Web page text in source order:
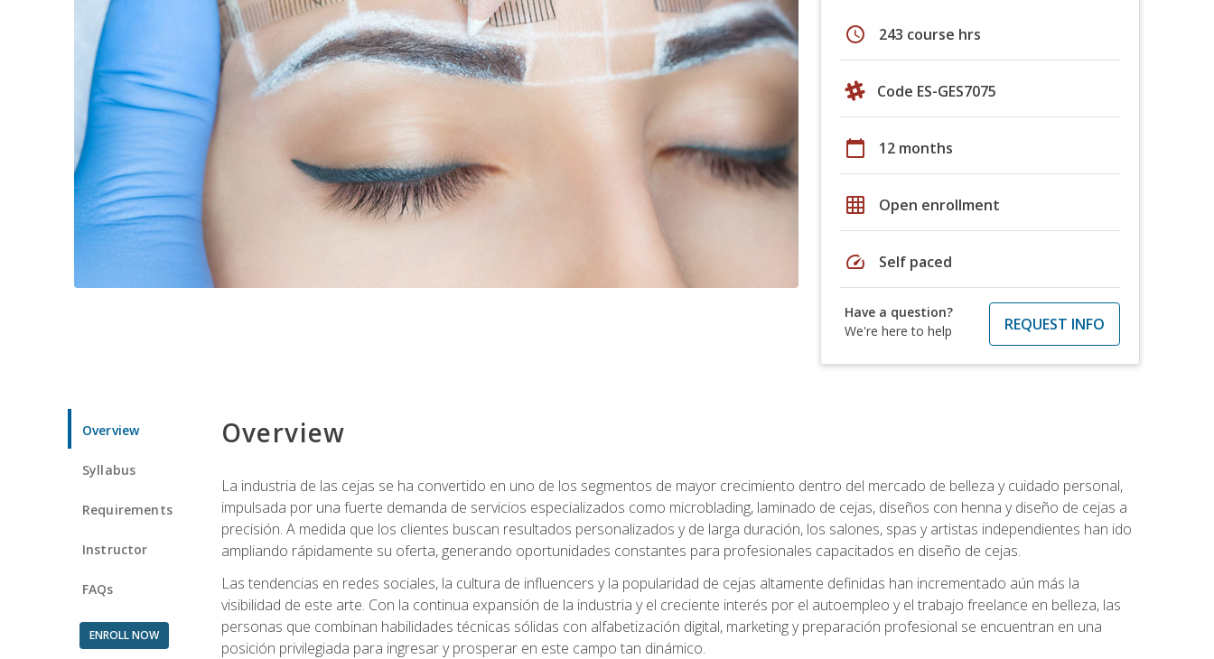
schedule 243 course hrs
Code ES-GES7075
calendar_today 12 months
grid_on Open enrollment
speed Self paced
Have a question?
We're here to help
REQUEST INFO
Overview
Syllabus
Requirements
Instructor
FAQs
ENROLL NOW
Overview
La industria de las cejas se ha convertido en uno de los segmentos de mayor crecimiento dentro del mercado de belleza y cuidado personal,
impulsada por una fuerte demanda de servicios especializados como microblading, laminado de cejas, diseños con henna y diseño de cejas a
precisión. A medida que los clientes buscan resultados personalizados y de larga duración, los salones, spas y artistas independientes han ido
ampliando rápidamente su oferta, generando oportunidades constantes para profesionales capacitados en diseño de cejas.
Las tendencias en redes sociales, la cultura de influencers y la popularidad de cejas altamente definidas han incrementado aún más la
visibilidad de este arte. Con la continua expansión de la industria y el creciente interés por el autoempleo y el trabajo freelance en belleza, las
personas que combinan habilidades técnicas sólidas con alfabetización digital, marketing y preparación profesional se encuentran en una
posición privilegiada para ingresar y prosperar en este campo tan dinámico.